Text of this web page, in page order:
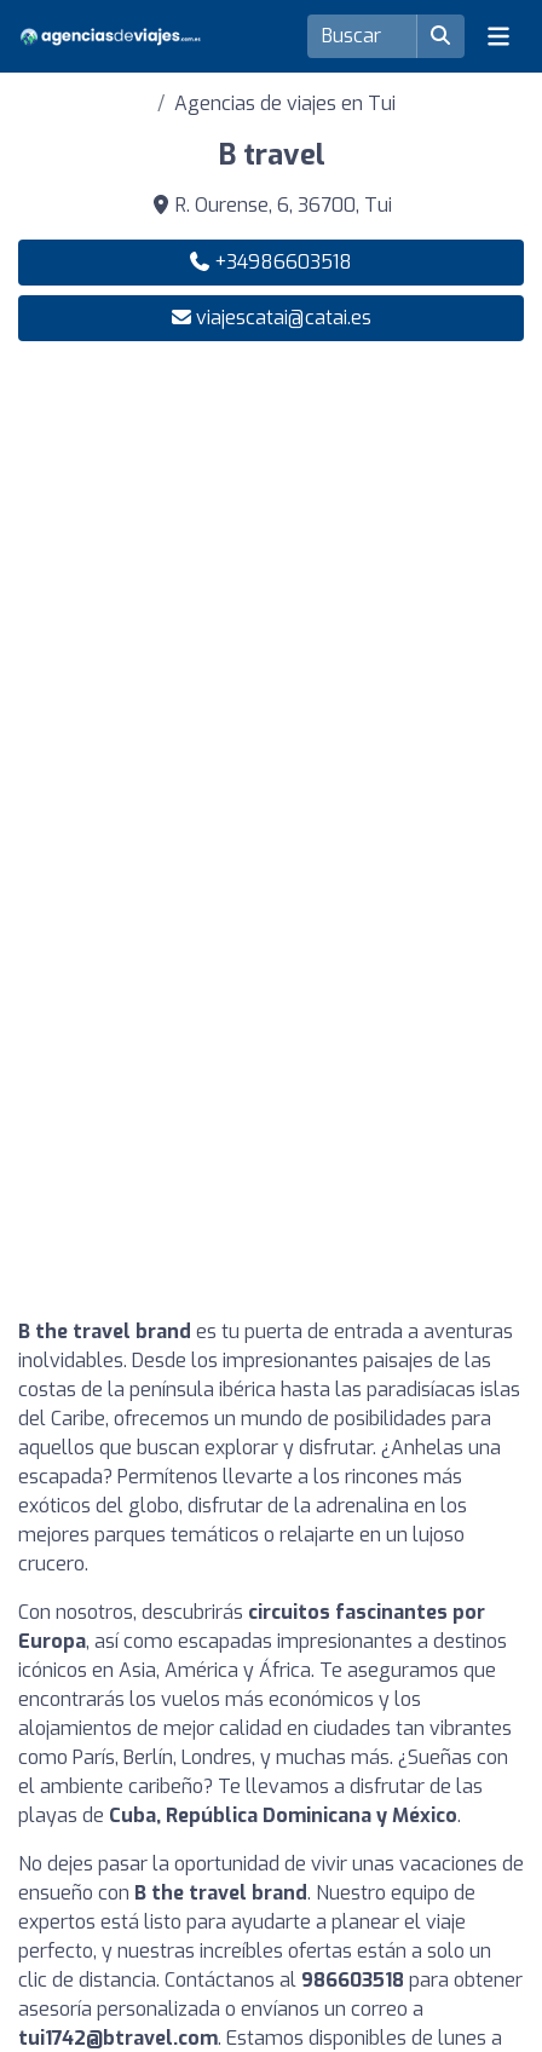
Agencias de viajes en Tui
B travel
R. Ourense, 6, 36700, Tui
+34986603518
viajescatai@catai.es
B the travel brand es tu puerta de entrada a aventuras
inolvidables. Desde los impresionantes paisajes de las
costas de la península ibérica hasta las paradisíacas islas
del Caribe, ofrecemos un mundo de posibilidades para
aquellos que buscan explorar y disfrutar. ¿Anhelas una
escapada? Permítenos llevarte a los rincones más
exóticos del globo, disfrutar de la adrenalina en los
mejores parques temáticos o relajarte en un lujoso
crucero.
Con nosotros, descubrirás circuitos fascinantes por
Europa, así como escapadas impresionantes a destinos
icónicos en Asia, América y África. Te aseguramos que
encontrarás los vuelos más económicos y los
alojamientos de mejor calidad en ciudades tan vibrantes
como París, Berlín, Londres, y muchas más. ¿Sueñas con
el ambiente caribeño? Te llevamos a disfrutar de las
playas de Cuba, República Dominicana y México.
No dejes pasar la oportunidad de vivir unas vacaciones de
ensueño con B the travel brand. Nuestro equipo de
expertos está listo para ayudarte a planear el viaje
perfecto, y nuestras increíbles ofertas están a solo un
clic de distancia. Contáctanos al 986603518 para obtener
asesoría personalizada o envíanos un correo a
tui1742@btravel.com. Estamos disponibles de lunes a